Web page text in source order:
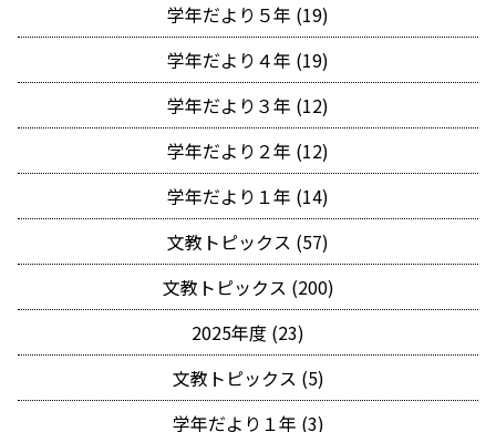
学年だより５年 (19)
学年だより４年 (19)
学年だより３年 (12)
学年だより２年 (12)
学年だより１年 (14)
文教トピックス (57)
文教トピックス (200)
2025年度 (23)
文教トピックス (5)
学年だより１年 (3)